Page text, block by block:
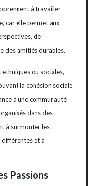
à travailler
car elle permet aux
de
des amitiés durables.
ou sociales,
la cohésion sociale
à une communauté
dans des
à surmonter les
différentes et à
Passions